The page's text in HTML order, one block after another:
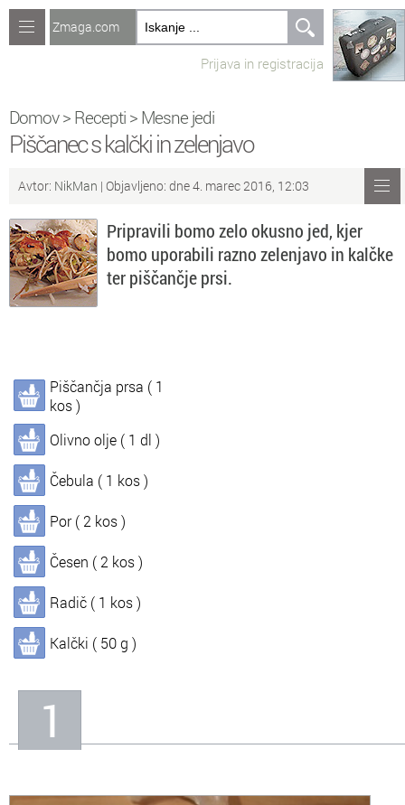
Računalništvo
Recepti
Naredi sam
Forum
Preverjanje znanja
Sv Sveže teme na forumu
So Objavljanje vsebin
In Informacije o nas
Zmaga.com
Prijava in registracija
Domov> Recepti > Mesne jedi
Piščanec s kalčki in zelenjavo
Avtor: NikMan | Objavljeno: dne 4. marec 2016, 12:03
Pripravili bomo zelo okusno jed, kjer
bomo uporabili razno zelenjavo in kalčke
ter piščančje prsi.
Piščančja prsa ( 1
kos )
Olivno olje ( 1 dl )
Čebula ( 1 kos )
Por ( 2 kos )
Česen ( 2 kos )
Radič ( 1 kos )
Kalčki ( 50 g )
1